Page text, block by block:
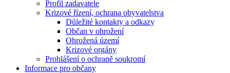
Profil zadavatele
Krizové řízení, ochrana obyvatelstva
Důležité kontakty a odkazy
Občan v ohrožení
Ohrožená území
Krizové orgány
Prohlášení o ochraně soukromí
Informace pro občany